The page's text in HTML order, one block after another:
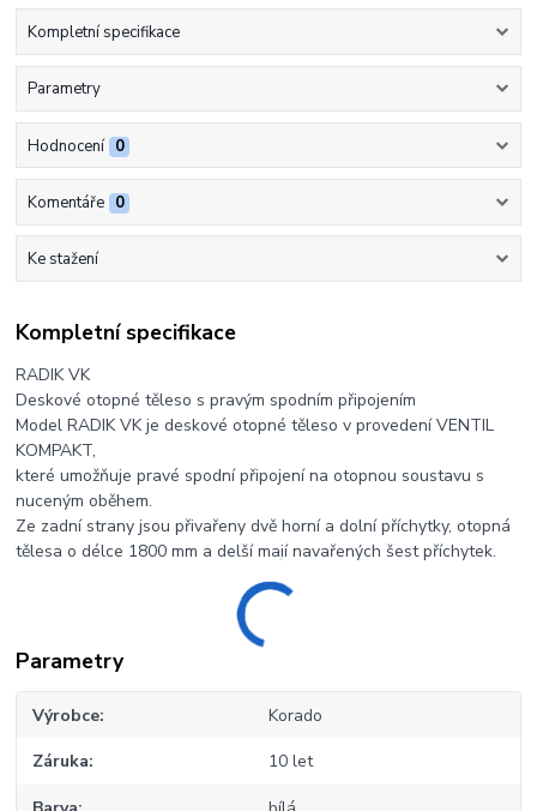
Kompletní specifikace
Parametry
Hodnocení 0
Komentáře 0
Ke stažení
Kompletní specifikace
RADIK VK
Deskové otopné těleso s pravým spodním připojením
Model RADIK VK je deskové otopné těleso v provedení VENTIL
KOMPAKT,
které umožňuje pravé spodní připojení na otopnou soustavu s
nuceným oběhem.
Ze zadní strany jsou přivařeny dvě horní a dolní příchytky, otopná
tělesa o délce 1800 mm a delší mají navařených šest příchytek.
Parametry
Výrobce Korado
Záruka 10 let